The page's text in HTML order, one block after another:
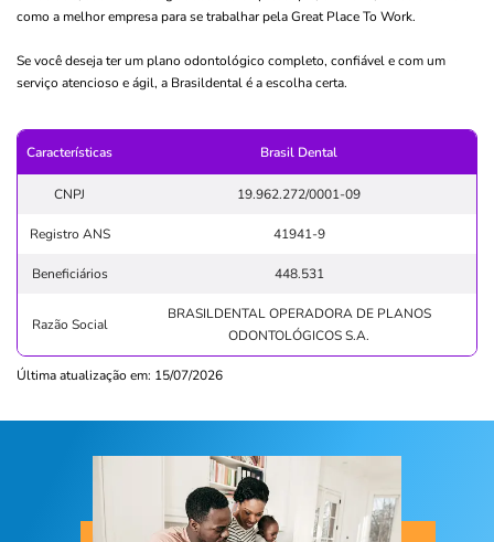
como a melhor empresa para se trabalhar pela Great Place To Work.
Se você deseja ter um plano odontológico completo, confiável e com um
serviço atencioso e ágil, a Brasildental é a escolha certa.
Características Brasil Dental
CNPJ 19.962.272/0001-09
Registro ANS 41941-9
Beneficiários 448.531
Razão Social
BRASILDENTAL OPERADORA DE PLANOS
ODONTOLÓGICOS S.A.
Última atualização em: 15/07/2026